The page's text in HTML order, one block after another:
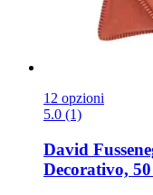
12 opzioni
5.0 (1)
David
Decorativo,